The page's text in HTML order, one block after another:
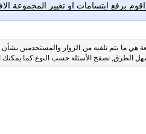
برفع ابتسامات او تغيير المجموعة
هي ما يتم تلقيه من الزوار والمستخدمين
الطرق, تصفح الأسئلة حسب النوع كما يمكنك